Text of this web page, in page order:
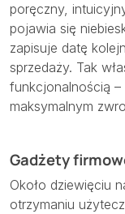
poręczny,
pojawia się
zapisuje datę
sprzedaży. Tak
funkcjonalnością
maksymalnym
Gadżety
Około dziewięciu
otrzymaniu